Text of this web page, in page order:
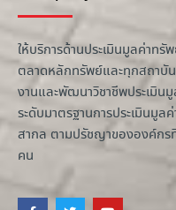
ให้บริการด้านประเมินมูลค่าท
ตลาดหลักทรัพย์และทุกสถาบั
งานและพัฒนาวิชาชีพประเมิ
ระดับมาตรฐานการประเมินมูล
สากล ตามปรัชญาขององค์กร
คน